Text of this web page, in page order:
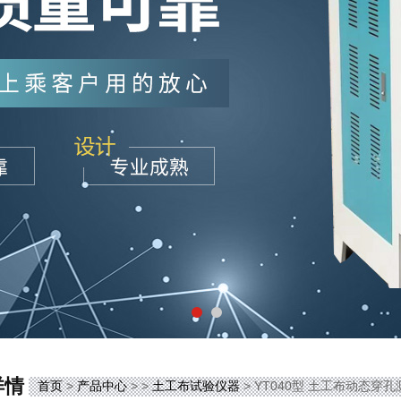
情 首页>产品中心> >土工布试验仪器> YT040型 土工布动态穿孔